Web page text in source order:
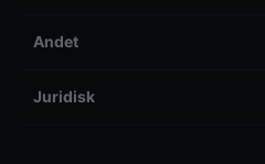
Andet
Juridisk